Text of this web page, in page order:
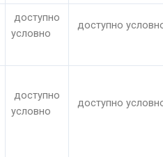
доступно
условно
доступно
доступно
условно
доступно